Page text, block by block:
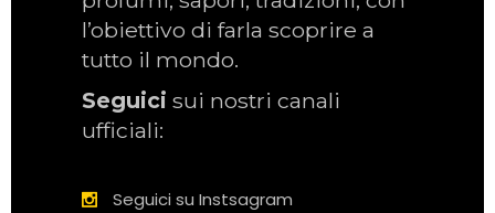
l’obiettivo di farla scoprire a
tutto il mondo.
Seguici sui nostri canali
ufficiali:
Seguici su Instsagram